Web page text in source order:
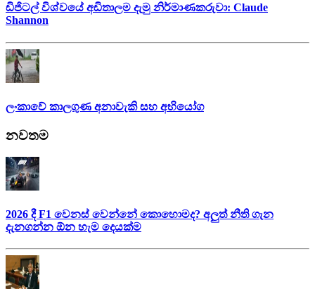
ඩිජිටල් විශ්වයේ අඩිතාලම දැමු නිර්මාණකරුවා: Claude
Shannon
ලංකාවේ කාලගුණ අනාවැකි සහ අභියෝග
නවතම
2026 දී F1 වෙනස් වෙන්නේ කොහොමද? අලුත් නීති ගැන
දැනගන්න ඕන හැම දෙයක්ම